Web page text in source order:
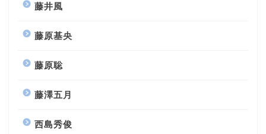
藤井風
藤原基央
藤原聡
藤澤五月
西島秀俊